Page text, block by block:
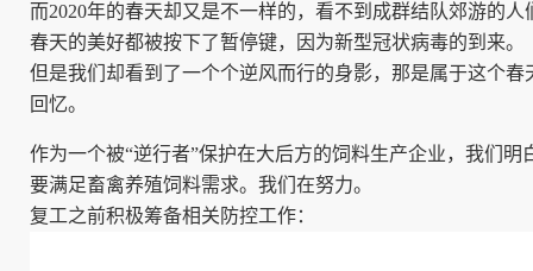
而2020年的春天却又是不一样的，看不到成群结队郊游的
春天的美好都被按下了暂停键，因为新型冠状病毒的到来。
但是我们却看到了一个个逆风而行的身影，那是属于这个
回忆。
作为一个被“逆行者”保护在大后方的饲料生产企业，我们
要满足畜禽养殖饲料需求。我们在努力。
复工之前积极筹备相关防控工作：